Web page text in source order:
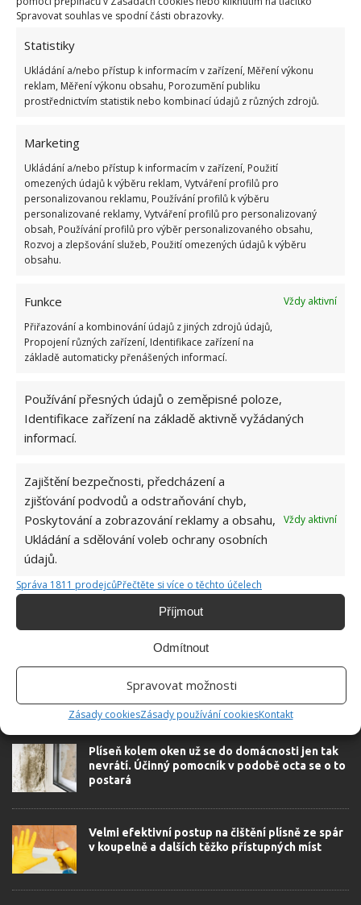
Spravovat souhlas ve spodní části obrazovky.
Statistiky
Ukládání a/nebo přístup k informacím v zařízení, Měření výkonu
reklam, Měření výkonu obsahu, Porozumění publiku
prostřednictvím statistik nebo kombinací údajů z různých zdrojů.
Marketing
Ukládání a/nebo přístup k informacím v zařízení, Použití
omezených údajů k výběru reklam, Vytváření profilů pro
personalizovanou reklamu, Používání profilů k výběru
personalizované reklamy, Vytváření profilů pro personalizovaný
obsah, Používání profilů pro výběr personalizovaného obsahu,
Rozvoj a zlepšování služeb, Použití omezených údajů k výběru
obsahu.
Funkce
Vždy aktivní
Přiřazování a kombinování údajů z jiných zdrojů údajů,
Propojení různých zařízení, Identifikace zařízení na
základě automaticky přenášených informací.
Používání přesných údajů o zeměpisné poloze,
Identifikace zařízení na základě aktivně vyžádaných
informací.
Zajištění bezpečnosti, předcházení a
zjišťování podvodů a odstraňování chyb,
Poskytování a zobrazování reklamy a obsahu,
Ukládání a sdělování voleb ochrany osobních
údajů.
Vždy aktivní
Správa 1811 prodejcůPřečtěte si více o těchto účelech
Příjmout
Odmítnout
Spravovat možnosti
Zásady cookiesZásady používání cookiesKontakt
používání ekologických metod čištění vám pomůže
vám osvěžující a účinný sprchový zážitek.
Zdroj:Domek i Ogrodek
PLÍSEŇ
Jiří Kolář
Absolvent České zemědělské
univerzity, který je již od malička
možné najít v j...[Více o autorovi]
SOUVISEJÍCÍ ČLÁNKY
Plíseň kolem oken už se do domácnosti jen tak
nevrátí. Účinný pomocník v podobě octa se o to
postará
Velmi efektivní postup na čištění plísně ze spár
v koupelně a dalších těžko přístupných míst